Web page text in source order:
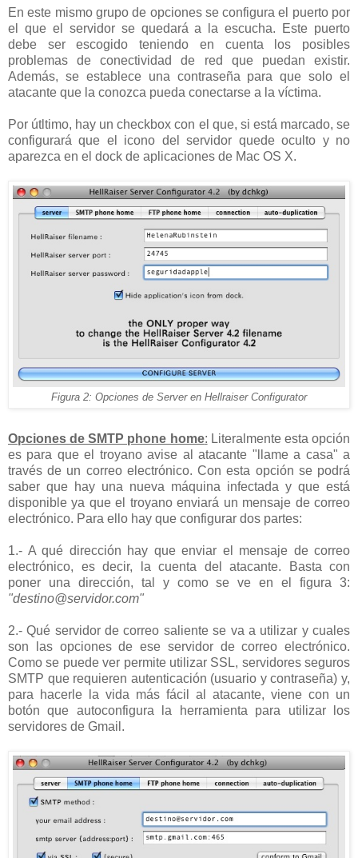
En este mismo grupo de opciones se configura el puerto por
el que el servidor se quedará a la escucha. Este puerto
debe ser escogido teniendo en cuenta los posibles
problemas de conectividad de red que puedan existir.
Además, se establece una contraseña para que solo el
atacante que la conozca pueda conectarse a la víctima.
Por útltimo, hay un checkbox con el que, si está marcado, se
configurará que el icono del servidor quede oculto y no
aparezca en el dock de aplicaciones de Mac OS X.
Figura 2: Opciones de Server en Hellraiser Configurator
Opciones de SMTP phone home: Literalmente esta opción
es para que el troyano avise al atacante "llame a casa" a
través de un correo electrónico. Con esta opción se podrá
saber que hay una nueva máquina infectada y que está
disponible ya que el troyano enviará un mensaje de correo
electrónico. Para ello hay que configurar dos partes:
1.- A qué dirección hay que enviar el mensaje de correo
electrónico, es decir, la cuenta del atacante. Basta con
poner una dirección, tal y como se ve en el figura 3:
"destino@servidor.com"
2.- Qué servidor de correo saliente se va a utilizar y cuales
son las opciones de ese servidor de correo electrónico.
Como se puede ver permite utilizar SSL, servidores seguros
SMTP que requieren autenticación (usuario y contraseña) y,
para hacerle la vida más fácil al atacante, viene con un
botón que autoconfigura la herramienta para utilizar los
servidores de Gmail.